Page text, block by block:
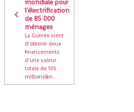
mondiale pour
l’électrification
de 85 000
ménages
La Guinée vient
d’obtenir deux
financements
d’une valeur
totale de 105
millions&n...